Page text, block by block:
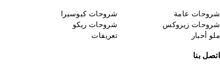
عامة
شروحات كيوسيرا
زيروكس
شروحات ريكو
أحبار
تعريفات
بنا